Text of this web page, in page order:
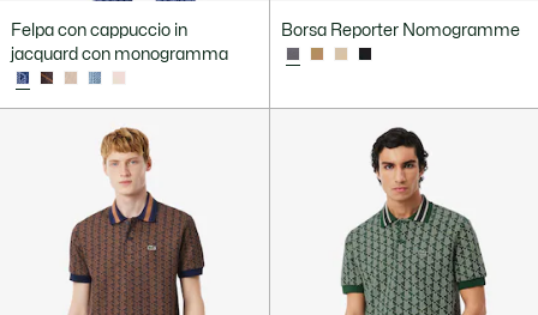
Felpa con cappuccio in
jacquard con monogramma
Borsa Reporter Nomogramme